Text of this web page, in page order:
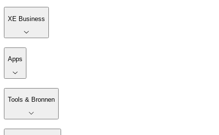
XE Business
Apps
Tools & Bronnen